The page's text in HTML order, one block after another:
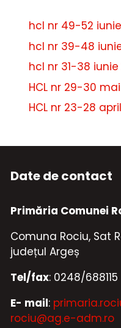
hcl nr 49-52
hcl nr 39-48
hcl nr 31-38 iunie
HCL nr 29-30
HCL nr 23-28
Date de contact
Primăria Comunei
Comuna Rociu, Sat
județul Argeș
Tel/fax: 0248/688115
E- mail:
rociu@ag.e-adm.ro